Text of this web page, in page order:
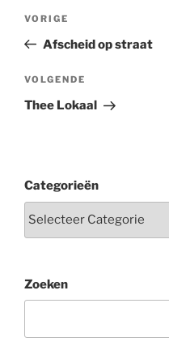
Vorig
bericht
VORIGE
Afscheid op straat
Volgend
bericht
VOLGENDE
Thee Lokaal
Categorieën
Zoeken